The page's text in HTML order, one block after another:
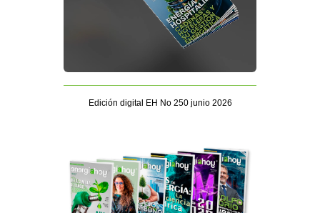
Edición digital EH No 250 junio 2026